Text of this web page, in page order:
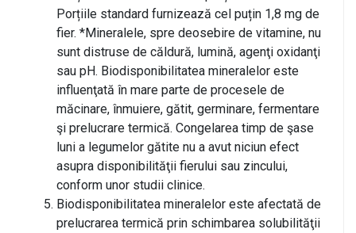
Porțiile standard furnizează cel puțin 1,8 mg de
fier. *Mineralele, spre deosebire de vitamine, nu
sunt distruse de căldură, lumină, agenţi oxidanţi
sau pH. Biodisponibilitatea mineralelor este
influenţată în mare parte de procesele de
măcinare, înmuiere, gătit, germinare, fermentare
şi prelucrare termică. Congelarea timp de şase
luni a legumelor gătite nu a avut niciun efect
asupra disponibilităţii fierului sau zincului,
conform unor studii clinice.
Biodisponibilitatea mineralelor este afectată de
prelucrarea termică prin schimbarea solubilităţii